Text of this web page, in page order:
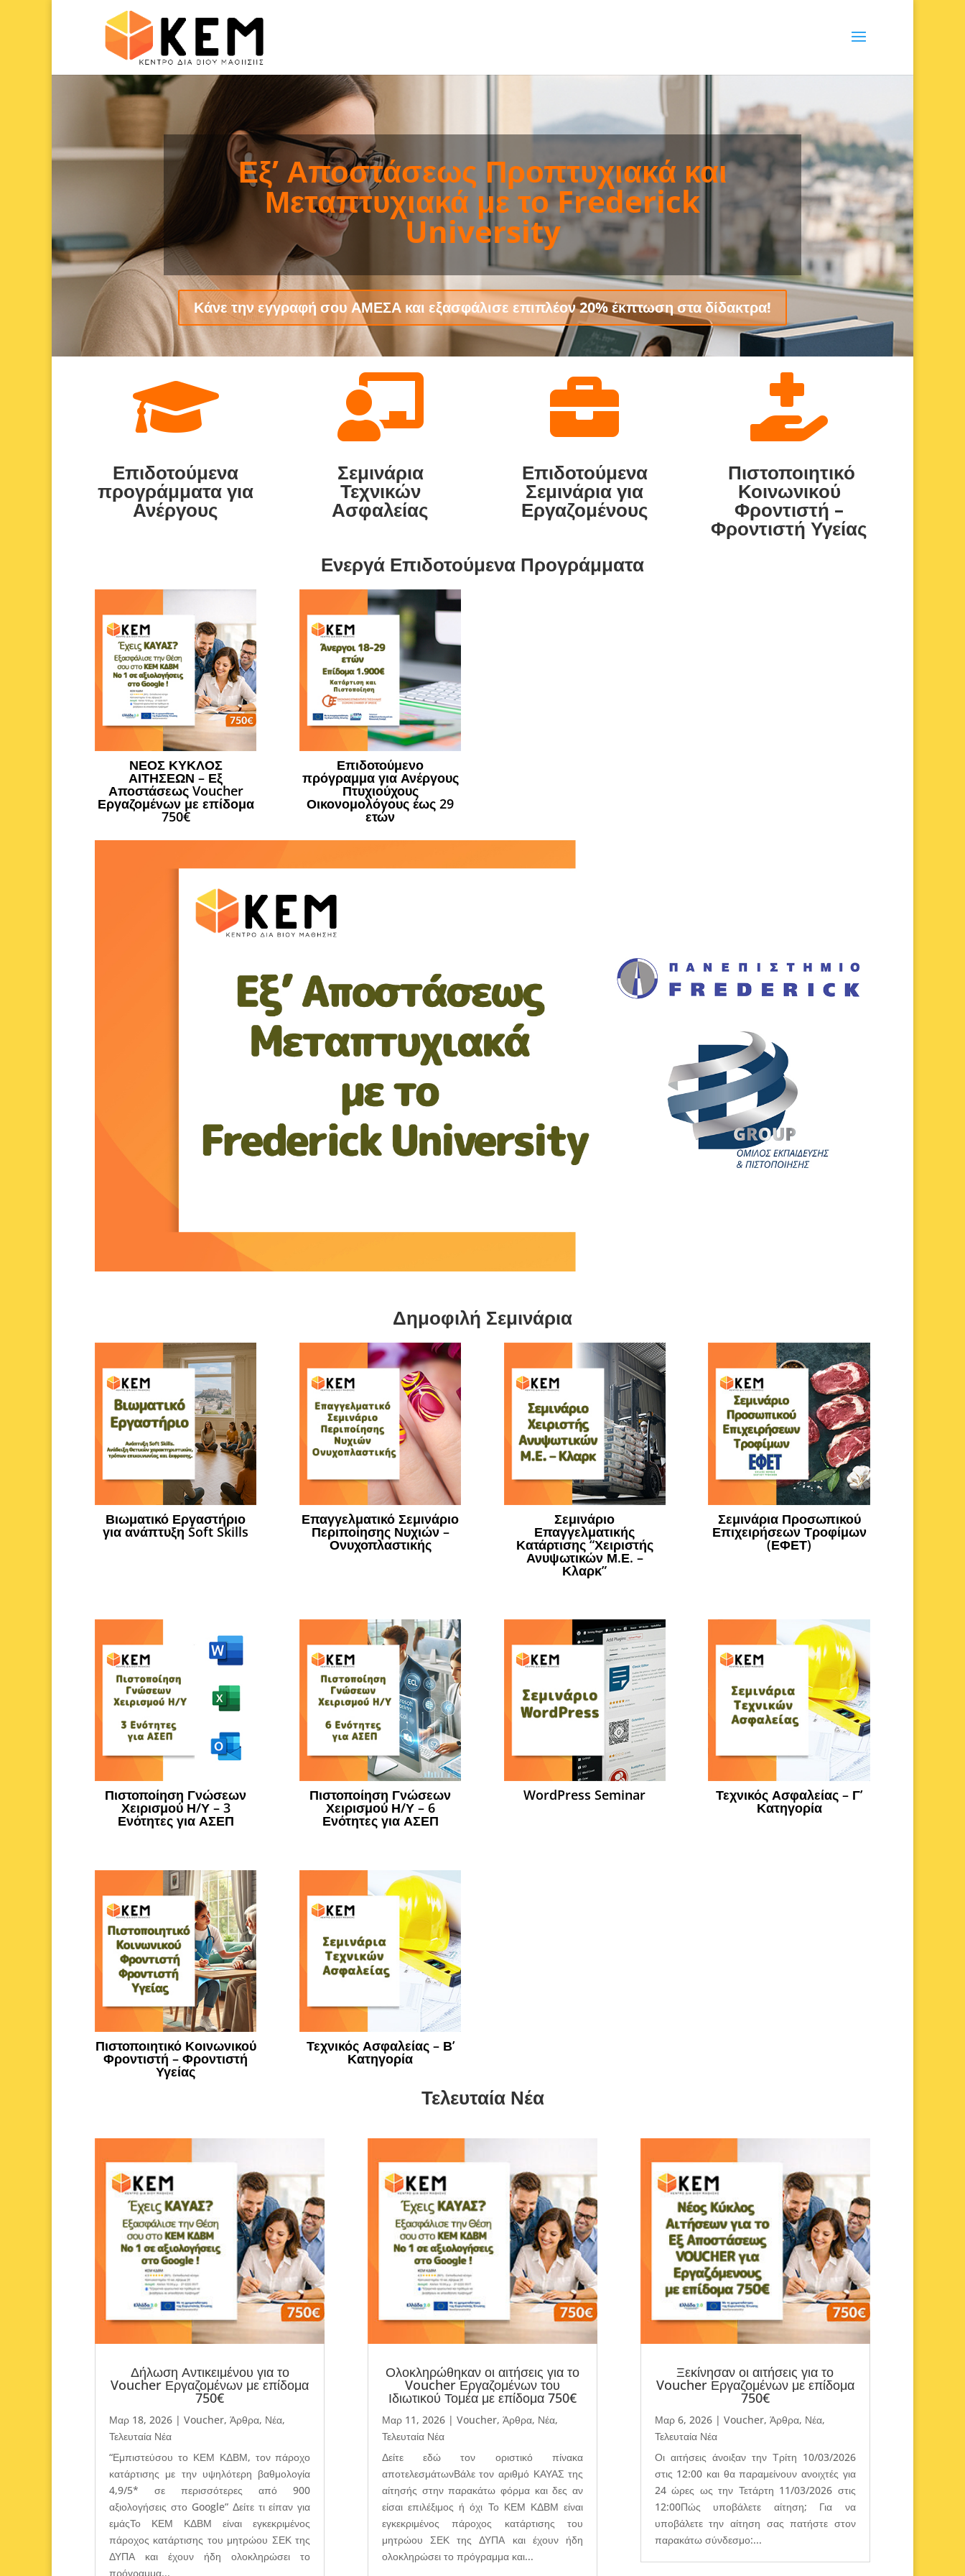
Σεμινάρια Τεχνικών Ασφαλείας
Τμήματα και Εγγραφές όλο τον χρόνο. Δυνατότητα παροχής υπηρεσιών Τεχνικού
Ασφαλείας μέχρι την διαξαγωγή του Σεμιναρίου.
Μάθετε Περισσότερα

Επιδοτούμενα
προγράμματα για
Ανέργους

Σεμινάρια
Τεχνικών
Ασφαλείας

Επιδοτούμενα
Σεμινάρια για
Εργαζομένους

Πιστοποιητικό
Κοινωνικού
Φροντιστή –
Φροντιστή Υγείας
Ενεργά Επιδοτούμενα Προγράμματα
ΝΕΟΣ ΚΥΚΛΟΣ
ΑΙΤΗΣΕΩΝ – Εξ
Αποστάσεως Voucher
Εργαζομένων με επίδομα
750€
Επιδοτούμενο
πρόγραμμα για Ανέργους
Πτυχιούχους
Οικονομολόγους έως 29
ετών
Δημοφιλή Σεμινάρια
Βιωματικό Εργαστήριο
για ανάπτυξη Soft Skills
Επαγγελματικό Σεμινάριο
Περιποίησης Νυχιών –
Ονυχοπλαστικής
Σεμινάριο
Επαγγελματικής
Κατάρτισης “Χειριστής
Ανυψωτικών Μ.Ε. –
Κλαρκ”
Σεμινάρια Προσωπικού
Επιχειρήσεων Τροφίμων
(ΕΦΕΤ)
Πιστοποίηση Γνώσεων
Χειρισμού Η/Υ – 3
Ενότητες για ΑΣΕΠ
Πιστοποίηση Γνώσεων
Χειρισμού Η/Υ – 6
Ενότητες για ΑΣΕΠ
WordPress Seminar Τεχνικός Ασφαλείας – Γ’
Κατηγορία
Πιστοποιητικό Κοινωνικού
Φροντιστή – Φροντιστή
Υγείας
Τεχνικός Ασφαλείας – Β’
Κατηγορία
Τελευταία Νέα
Δήλωση Αντικειμένου για το
Voucher Εργαζομένων με επίδομα
750€
Μαρ 18, 2026 | Voucher, Άρθρα, Νέα,
Τελευταία Νέα
“Εμπιστεύσου το ΚΕΜ ΚΔΒΜ, τον πάροχο
κατάρτισης με την υψηλότερη βαθμολογία
4,9/5* σε περισσότερες από 900
αξιολογήσεις στο Google” Δείτε τι είπαν για
εμάςΤο ΚΕΜ ΚΔΒΜ είναι εγκεκριμένος
πάροχος κατάρτισης του μητρώου ΣΕΚ της
ΔΥΠΑ και έχουν ήδη ολοκληρώσει το
πρόγραμμα...
Ολοκληρώθηκαν οι αιτήσεις για το
Voucher Εργαζομένων του
Ιδιωτικού Τομέα με επίδομα 750€
Μαρ 11, 2026| Voucher, Άρθρα, Νέα,
Τελευταία Νέα
Δείτε εδώ τον οριστικό πίνακα
αποτελεσμάτωνΒάλε τον αριθμό ΚΑΥΑΣ της
αίτησής στην παρακάτω φόρμα και δες αν
είσαι επιλέξιμος ή όχι Το ΚΕΜ ΚΔΒΜ είναι
εγκεκριμένος πάροχος κατάρτισης του
μητρώου ΣΕΚ της ΔΥΠΑ και έχουν ήδη
ολοκληρώσει το πρόγραμμα και...
Ξεκίνησαν οι αιτήσεις για το
Voucher Εργαζομένων με επίδομα
750€
Μαρ 6, 2026| Voucher, Άρθρα, Νέα,
Τελευταία Νέα
Οι αιτήσεις άνοιξαν την Τρίτη 10/03/2026
στις 12:00 και θα παραμείνουν ανοιχτές για
24 ώρες ως την Τετάρτη 11/03/2026 στις
12:00Πώς υποβάλετε αίτηση; Για να
υποβάλετε την αίτηση σας πατήστε στον
παρακάτω σύνδεσμο:...